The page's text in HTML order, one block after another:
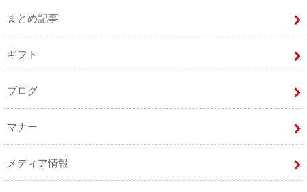
まとめ記事
ギフト
ブログ
マナー
メディア情報